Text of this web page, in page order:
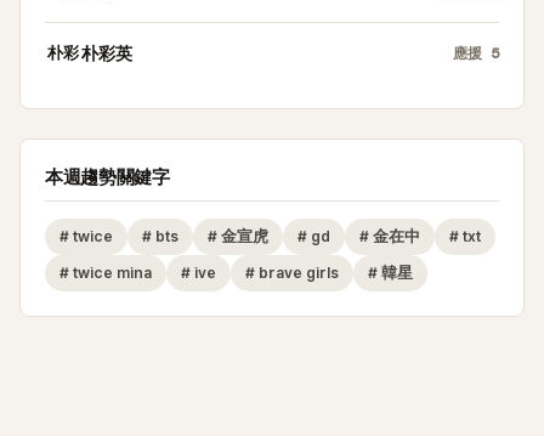
朴彩朴彩英 應援 5
本週趨勢關鍵字
# twice # bts # 金宣虎 # gd # 金在中 # txt
# twice mina # ive # brave girls # 韓星